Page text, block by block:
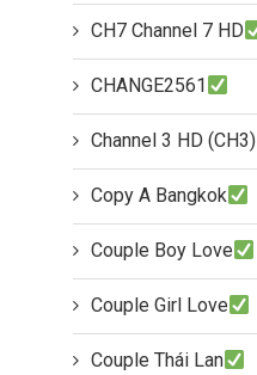
CH7 Channel 7 HD
CHANGE2561
Channel 3 HD (CH3)
Copy A Bangkok
Couple Boy Love
Couple Girl Love
Couple Thái Lan